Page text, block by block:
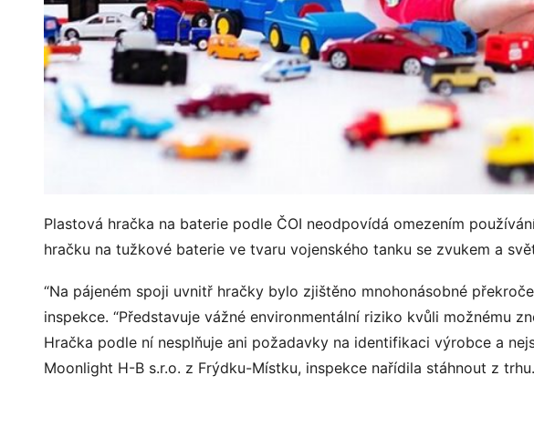
Plastová hračka na baterie podle ČOI neodpovídá omezením
hračku na tužkové baterie ve tvaru vojenského tanku se zvukem a
“Na pájeném spoji uvnitř hračky bylo zjištěno mnohonásobné
inspekce. “Představuje vážné environmentální riziko kvůli možnému
Hračka podle ní nesplňuje ani požadavky na identifikaci výrobce a
Moonlight H-B s.r.o. z Frýdku-Místku, inspekce nařídila stáhnout z trhu.